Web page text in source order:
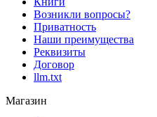
Возникли вопросы?
Приватность
Наши преимущества
Реквизиты
Договор
llm.txt
Магазин